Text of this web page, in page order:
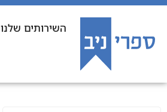
השירותים שלנו